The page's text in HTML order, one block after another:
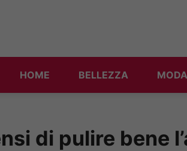
HOME BELLEZZA MODA
di pulire bene